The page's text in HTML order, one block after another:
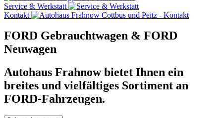
Service & Werkstatt
Kontakt
FORD Gebrauchtwagen & FORD
Neuwagen
Autohaus Frahnow bietet Ihnen ein
breites und vielfältiges Sortiment an
FORD-Fahrzeugen.